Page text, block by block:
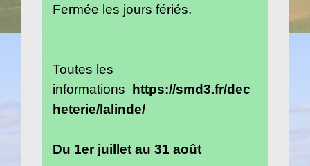
Fermée les jours fériés.
Toutes les
informations https://smd3.fr/dec
heterie/lalinde/
Du 1er juillet au 31 août